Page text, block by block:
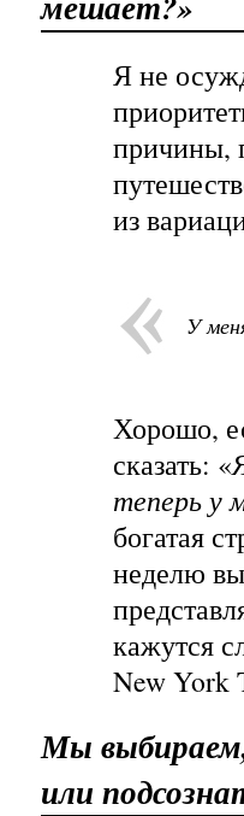
Я не
причины,
из
У
Хорошо,
сказать: «
теперь у
богатая
неделю
кажутся
New York
Мы
или